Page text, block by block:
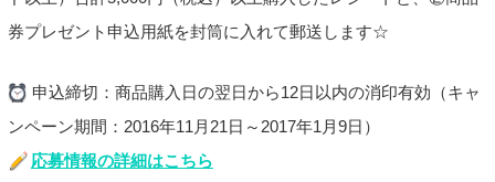
券プレゼント申込用紙を封筒に入れて郵送します☆
申込締切：商品購入日の翌日から12日以内の消印有効（キャ
ンペーン期間：2016年11月21日～2017年1月9日）
応募情報の詳細はこちら